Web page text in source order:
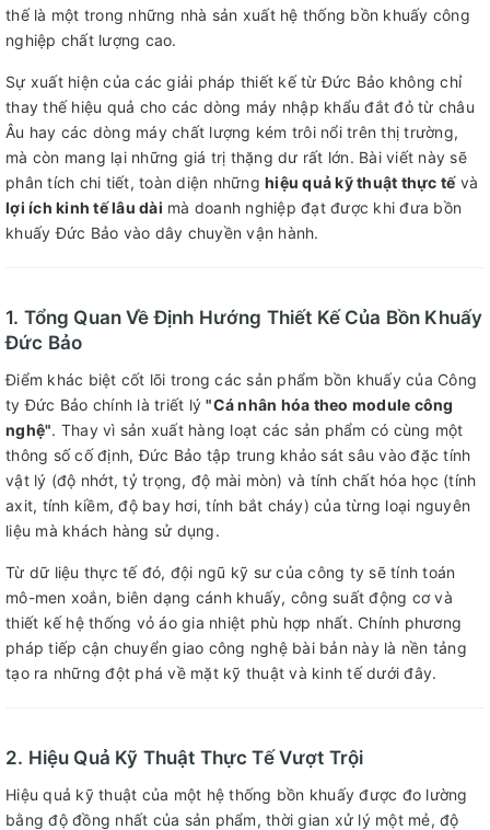
thế là một trong những nhà sản xuất hệ thống bồn khuấy công
nghiệp chất lượng cao.
Sự xuất hiện của các giải pháp thiết kế từ Đức Bảo không chỉ
thay thế hiệu quả cho các dòng máy nhập khẩu đắt đỏ từ châu
Âu hay các dòng máy chất lượng kém trôi nổi trên thị trường,
mà còn mang lại những giá trị thặng dư rất lớn. Bài viết này sẽ
phân tích chi tiết, toàn diện những hiệu quả kỹ thuật thực tếvà
lợi ích kinh tế lâu dài mà doanh nghiệp đạt được khi đưa bồn
khuấy Đức Bảo vào dây chuyền vận hành.
1. Tổng Quan Về Định Hướng Thiết Kế Của Bồn Khuấy
Đức Bảo
Điểm khác biệt cốt lõi trong các sản phẩm bồn khuấy của Công
ty Đức Bảo chính là triết lý"Cá nhân hóa theo module công
nghệ". Thay vì sản xuất hàng loạt các sản phẩm có cùng một
thông số cố định, Đức Bảo tập trung khảo sát sâu vào đặc tính
vật lý (độ nhớt, tỷ trọng, độ mài mòn) và tính chất hóa học (tính
axit, tính kiềm, độ bay hơi, tính bắt cháy) của từng loại nguyên
liệu mà khách hàng sử dụng.
Từ dữ liệu thực tế đó, đội ngũ kỹ sư của công ty sẽ tính toán
mô-men xoắn, biên dạng cánh khuấy, công suất động cơ và
thiết kế hệ thống vỏ áo gia nhiệt phù hợp nhất. Chính phương
pháp tiếp cận chuyển giao công nghệ bài bản này là nền tảng
tạo ra những đột phá về mặt kỹ thuật và kinh tế dưới đây.
2. Hiệu Quả Kỹ Thuật Thực Tế Vượt Trội
Hiệu quả kỹ thuật của một hệ thống bồn khuấy được đo lường
bằng độ đồng nhất của sản phẩm, thời gian xử lý một mẻ, độ